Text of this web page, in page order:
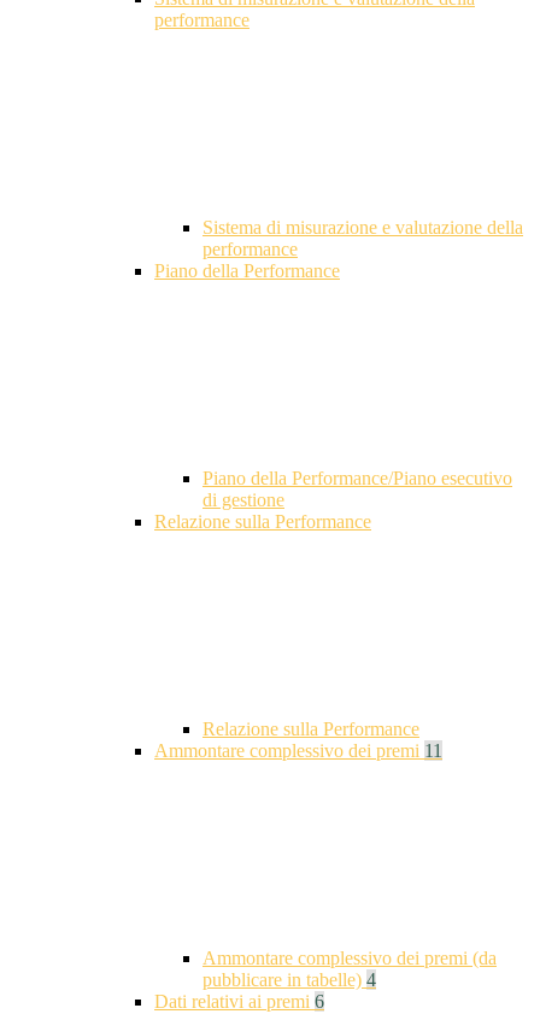
performance
Sistema di misurazione e valutazione della
performance
Piano della Performance
Piano della Performance/Piano esecutivo
di gestione
Relazione sulla Performance
Relazione sulla Performance
Ammontare complessivo dei premi 11
Ammontare complessivo dei premi (da
pubblicare in tabelle) 4
Dati relativi ai premi 6